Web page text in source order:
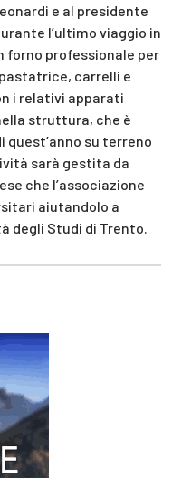
e al presidente
l’ultimo viaggio in
forno professionale per
carrelli e
i relativi apparati
struttura, che è
su terreno
sarà gestita da
che l’associazione
aiutandolo a
degli Studi di Trento.